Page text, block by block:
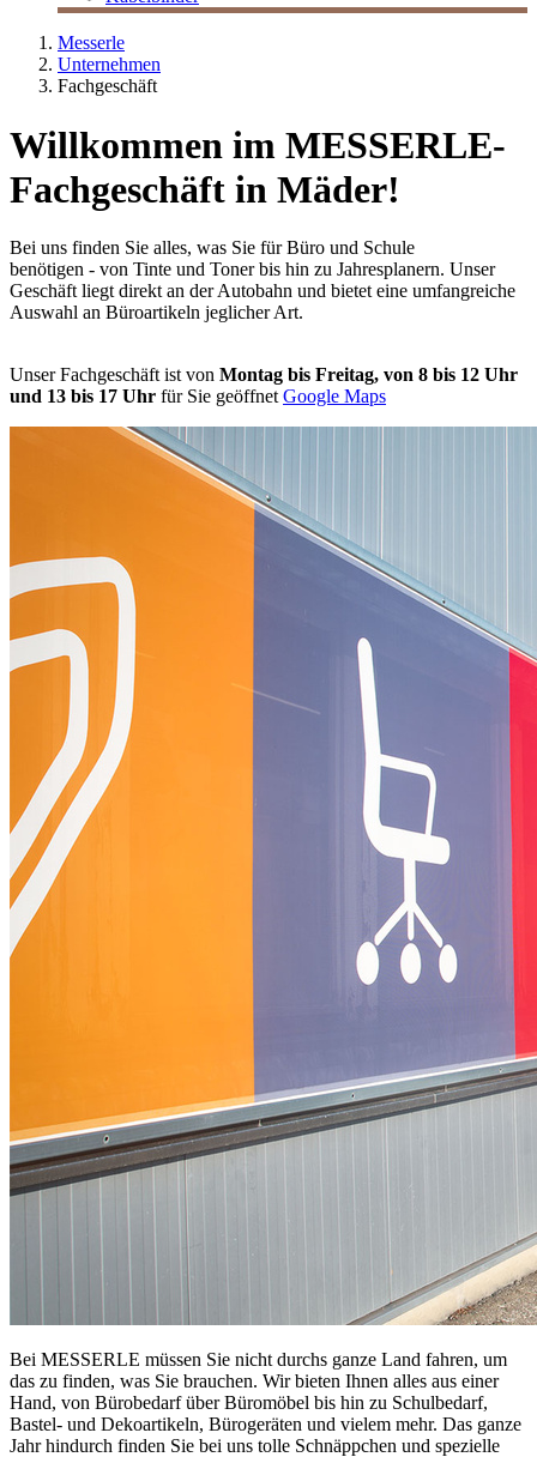
Messerle
Unternehmen
Fachgeschäft
Willkommen im MESSERLE-
Fachgeschäft in Mäder!
Bei uns finden Sie alles, was Sie für Büro und Schule
benötigen - von Tinte und Toner bis hin zu Jahresplanern. Unser
Geschäft liegt direkt an der Autobahn und bietet eine umfangreiche
Auswahl an Büroartikeln jeglicher Art.
Unser Fachgeschäft ist von Montag bis Freitag, von 8 bis 12 Uhr
und 13 bis 17 Uhr für Sie geöffnet Google Maps
Bei MESSERLE müssen Sie nicht durchs ganze Land fahren, um
das zu finden, was Sie brauchen. Wir bieten Ihnen alles aus einer
Hand, von Bürobedarf über Büromöbel bis hin zu Schulbedarf,
Bastel- und Dekoartikeln, Bürogeräten und vielem mehr. Das ganze
Jahr hindurch finden Sie bei uns tolle Schnäppchen und spezielle